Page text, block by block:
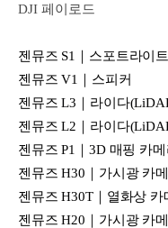
DJI 페이로드
젠뮤즈 S1｜스포트라이트
젠뮤즈 V1｜스피커
젠뮤즈 L3｜라이다
젠뮤즈 L2｜라이다
젠뮤즈 P1｜3D 매핑 카
젠뮤즈 H30｜가시광 카
젠뮤즈 H30T｜열화상 카
젠뮤즈 H20｜가시광 카